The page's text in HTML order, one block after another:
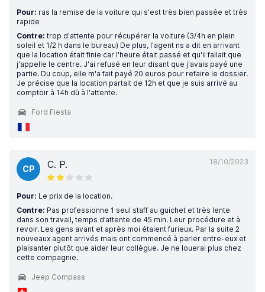
Pour: ras la remise de la voiture qui s'est très bien passée et très
rapide
Contre: trop d'attente pour récupérer la voiture (3/4h en plein
soleil et 1/2 h dans le bureau) De plus, l'agent ns a dit en arrivant
que la location était finie car l'heure était passé et qu'il fallait que
j'appelle le centre. J'ai refusé en leur disant que j'avais payé une
partie. Du coup, elle m'a fait payé 20 euros pour refaire le dossier.
Je précise que la location partait de 12h et que je suis arrivé au
comptoir à 14h dû à l'attente.
Ford Fiesta
18/10/2023
CP C. P.
Pour: Le prix de la location.
Contre: Pas professionne 1 seul staff au guichet et très lente
dans son travail, temps d’attente de 45 min. Leur procédure et à
revoir. Les gens avant et après moi étaient furieux. Par la suite 2
nouveaux agent arrivés mais ont commencé à parler entre-eux et
plaisanter plutôt que aider leur collègue. Je ne louerai plus chez
cette compagnie.
Jeep Compass